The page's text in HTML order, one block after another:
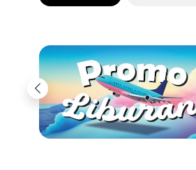
Previous